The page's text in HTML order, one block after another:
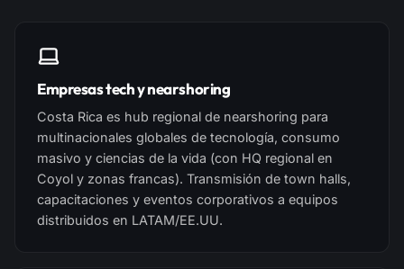
Empresas tech y nearshoring
Costa Rica es hub regional de nearshoring para
multinacionales globales de tecnología, consumo
masivo y ciencias de la vida (con HQ regional en
Coyol y zonas francas). Transmisión de town halls,
capacitaciones y eventos corporativos a equipos
distribuidos en LATAM/EE.UU.